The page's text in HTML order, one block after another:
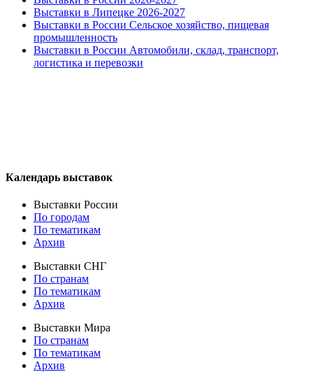
Выставки в Липецке 2026-2027
Выставки в России Сельское хозяйство, пищевая
промышленность
Выставки в России Автомобили, склад, транспорт,
логистика и перевозки
Календарь выставок
Выставки России
По городам
По тематикам
Архив
Выставки СНГ
По странам
По тематикам
Архив
Выставки Мира
По странам
По тематикам
Архив